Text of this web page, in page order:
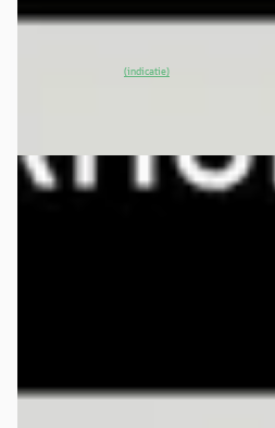
(indicatie)
EVA
Lotus Emeya·2026